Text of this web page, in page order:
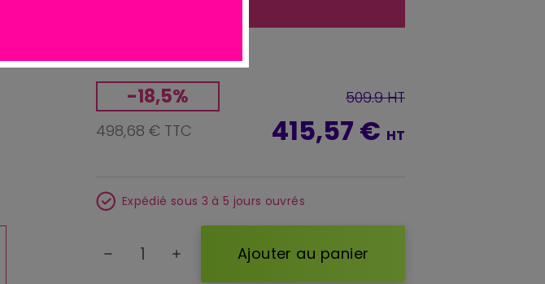
-18,5%
498,68 € TTC
509.9 HT
415,57 € HT
Expédié sous 3 à 5 jours ouvrés
remove add Ajouter au panier